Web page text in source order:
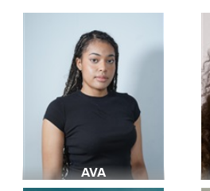
Français
Anglais
Espagnol
Américain
Allemand
Arabe Littéraire
Chinois
Mandarin
Chinois
Italien
Arabe
AVA